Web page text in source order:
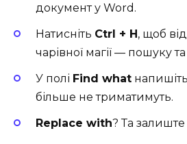
документ у Word.
Натисніть Ctrl + H, щоб
чарівної магії — пошуку
У полі Find what напишіть
більше не триматимуть.
Replace with? Та